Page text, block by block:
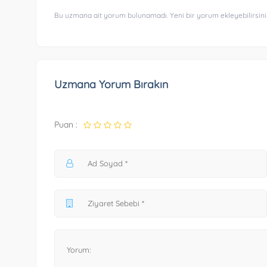
Bu uzmana ait yorum bulunamadı. Yeni bir yorum
Uzmana Yorum Bırakın
Puan :